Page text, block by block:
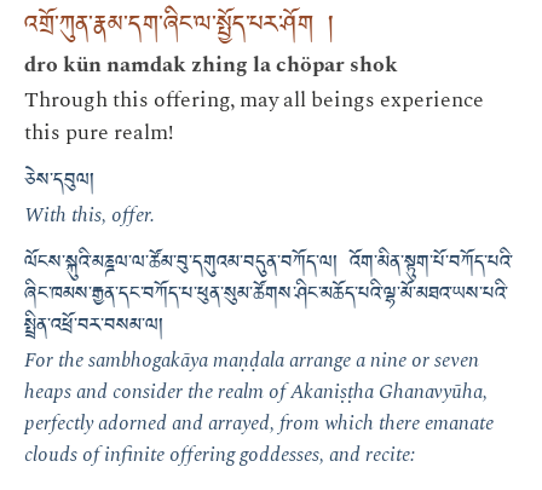
འགྲོ་ཀུན་རྣམ་དག་ཞིང་ལ་སྤྱོད་པར་ཤོག །
dro kün namdak zhing la chöpar shok
Through this offering, may all beings experience
this pure realm!
ཅེས་དབུལ།
With this, offer.
ལོངས་སྐུའི་མཎྜལ་ལ་ཚོམ་བུ་དགུའམ་བདུན་བཀོད་ལ། འོག་མིན་སྟུག་པོ་བཀོད་པའི་
ཞིང་ཁམས་རྒྱན་དང་བཀོད་པ་ཕུན་སུམ་ཚོགས་ཤིང་མཆོད་པའི་ལྷ་མོ་མཐའ་ཡས་པའི་
སྤྲིན་འཕྲོ་བར་བསམ་ལ།
For the sambhogakāya maṇḍala arrange a nine or seven
heaps and consider the realm of Akaniṣṭha Ghanavyūha,
perfectly adorned and arrayed, from which there emanate
clouds of infinite offering goddesses, and recite: